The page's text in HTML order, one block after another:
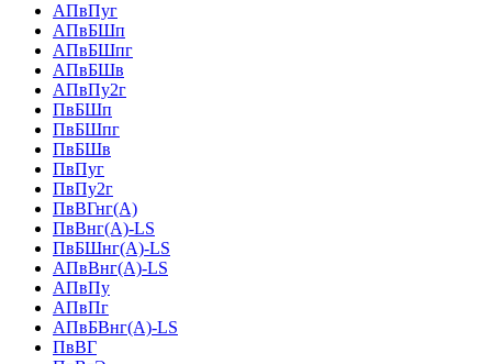
АПвПуг
АПвБШп
АПвБШпг
АПвБШв
АПвПу2г
ПвБШп
ПвБШпг
ПвБШв
ПвПуг
ПвПу2г
ПвВГнг(А)
ПвВнг(А)-LS
ПвБШнг(А)-LS
АПвВнг(А)-LS
АПвПу
АПвПг
АПвБВнг(А)-LS
ПвВГ